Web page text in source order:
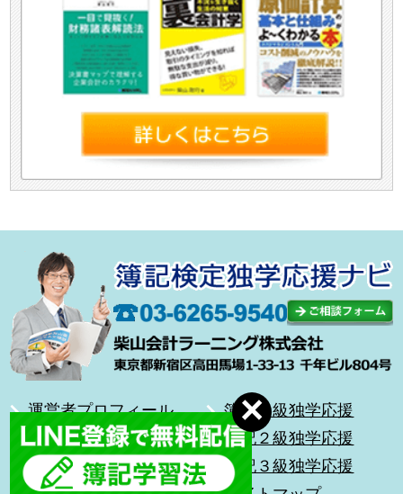
運営者プロフィール
合格体験記
無料メール講座
簿記１級独学応援
簿記２級独学応援
簿記３級独学応援